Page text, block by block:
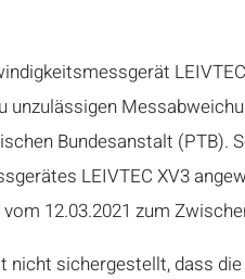
unzulässigen
Bundesanstalt (PTB).
LEIVTEC XV3
12.03.2021 zum
sichergestellt, dass